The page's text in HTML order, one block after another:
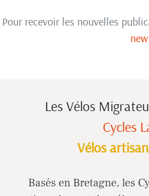
Pour recevoir les nouvelles
Les Vélos
Cycles
Vélos
Basés en Bretagne, les